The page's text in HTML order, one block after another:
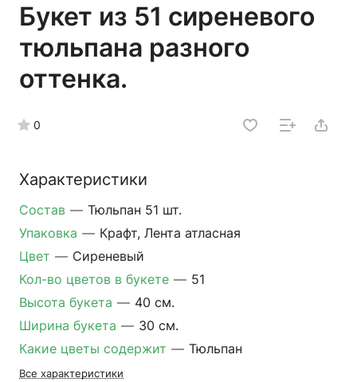
Букет из 51 сиреневого
тюльпана разного
оттенка.
0
Характеристики
Состав — Тюльпан 51 шт.
Упаковка — Крафт, Лента атласная
Цвет — Сиреневый
Кол-во цветов в букете — 51
Высота букета — 40 см.
Ширина букета — 30 см.
Какие цветы содержит — Тюльпан
Все характеристики